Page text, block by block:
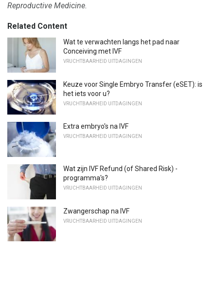
Reproductive Medicine.
Related Content
Wat te verwachten langs het pad naar
Conceiving met IVF
VRUCHTBAARHEID UITDAGINGEN
Keuze voor Single Embryo Transfer (eSET): is
het iets voor u?
VRUCHTBAARHEID UITDAGINGEN
Extra embryo's na IVF
VRUCHTBAARHEID UITDAGINGEN
Wat zijn IVF Refund (of Shared Risk) -
programma's?
VRUCHTBAARHEID UITDAGINGEN
Zwangerschap na IVF
VRUCHTBAARHEID UITDAGINGEN